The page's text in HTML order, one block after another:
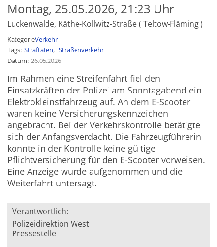
Montag, 25.05.2026, 21:23 Uhr
Luckenwalde, Käthe-Kollwitz-Straße Teltow-Fläming
KategorieVerkehr
Tags Straftaten
Straßenverkehr
Datum 26.05.2026
Im Rahmen eine Streifenfahrt fiel den
Einsatzkräften der Polizei am Sonntagabend ein
Elektrokleinstfahrzeug auf. An dem E-Scooter
waren keine Versicherungskennzeichen
angebracht. Bei der Verkehrskontrolle betätigte
sich der Anfangsverdacht. Die Fahrzeugführerin
konnte in der Kontrolle keine gültige
Pflichtversicherung für den E-Scooter vorweisen.
Eine Anzeige wurde aufgenommen und die
Weiterfahrt untersagt.
Verantwortlich:
Polizeidirektion West
Pressestelle